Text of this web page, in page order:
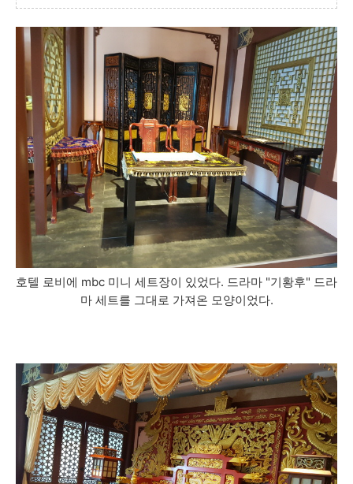
호텔 로비에 mbc 미니 세트장이 있었다. 드라마 "기황후" 드라
마 세트를 그대로 가져온 모양이었다.